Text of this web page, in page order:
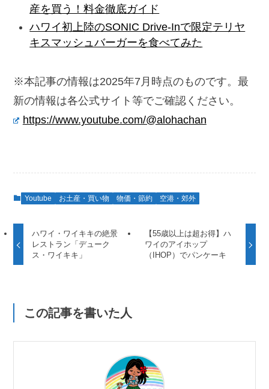
産を買う！料金徹底ガイド
ハワイ初上陸のSONIC Drive-Inで限定テリヤ
キスマッシュバーガーを食べてみた
※本記事の情報は2025年7月時点のものです。最
新の情報は各公式サイト等でご確認ください。
https://www.youtube.com/@alohachan
Youtube お土産・買い物 物価・節約 空港・郊外
ハワイ・ワイキキの絶景
レストラン「デューク
ス・ワイキキ」
【55歳以上は超お得】ハ
ワイのアイホップ
（IHOP）でパンケーキ
この記事を書いた人